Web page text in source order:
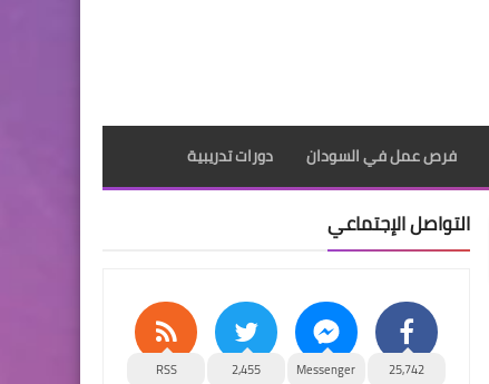
فرص عمل في السودان دورات تدريبية
التواصل الإجتماعي
25,742
Messenger
2,455
RSS